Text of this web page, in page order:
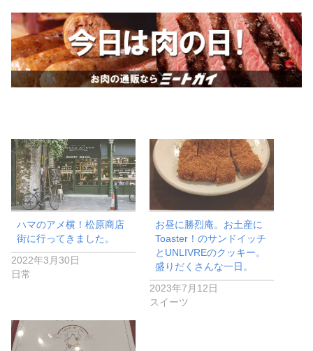
ハマのアメ横！松原商店
街に行ってきました。
2022年3月30日
日常
お昼に勝烈庵。お土産に
Toaster！のサンドイッチ
とUNLIVREのクッキー。
盛りだくさんな一日。
2023年7月12日
スイーツ